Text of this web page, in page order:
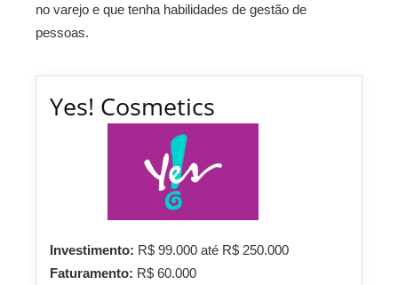
no varejo e que tenha habilidades de gestão de
pessoas.
Yes! Cosmetics
Investimento: R$ 99.000 até R$ 250.000
Faturamento: R$ 60.000